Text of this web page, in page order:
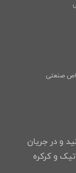
صنعتی
و در جریان
و کرکره